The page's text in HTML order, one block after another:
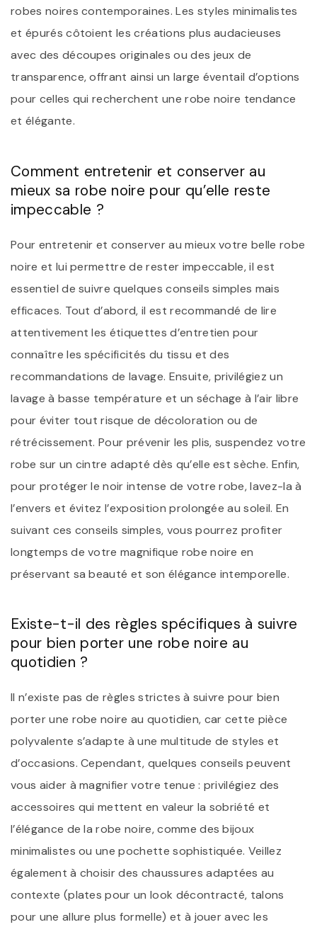
robes noires contemporaines. Les styles minimalistes
et épurés côtoient les créations plus audacieuses
avec des découpes originales ou des jeux de
transparence, offrant ainsi un large éventail d’options
pour celles qui recherchent une robe noire tendance
et élégante.
Comment entretenir et conserver au
mieux sa robe noire pour qu’elle reste
impeccable ?
Pour entretenir et conserver au mieux votre belle robe
noire et lui permettre de rester impeccable, il est
essentiel de suivre quelques conseils simples mais
efficaces. Tout d’abord, il est recommandé de lire
attentivement les étiquettes d’entretien pour
connaître les spécificités du tissu et des
recommandations de lavage. Ensuite, privilégiez un
lavage à basse température et un séchage à l’air libre
pour éviter tout risque de décoloration ou de
rétrécissement. Pour prévenir les plis, suspendez votre
robe sur un cintre adapté dès qu’elle est sèche. Enfin,
pour protéger le noir intense de votre robe, lavez-la à
l’envers et évitez l’exposition prolongée au soleil. En
suivant ces conseils simples, vous pourrez profiter
longtemps de votre magnifique robe noire en
préservant sa beauté et son élégance intemporelle.
Existe-t-il des règles spécifiques à suivre
pour bien porter une robe noire au
quotidien ?
Il n’existe pas de règles strictes à suivre pour bien
porter une robe noire au quotidien, car cette pièce
polyvalente s’adapte à une multitude de styles et
d’occasions. Cependant, quelques conseils peuvent
vous aider à magnifier votre tenue : privilégiez des
accessoires qui mettent en valeur la sobriété et
l’élégance de la robe noire, comme des bijoux
minimalistes ou une pochette sophistiquée. Veillez
également à choisir des chaussures adaptées au
contexte (plates pour un look décontracté, talons
pour une allure plus formelle) et à jouer avec les